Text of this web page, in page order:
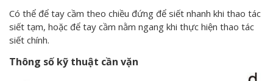
Có thể để tay cầm theo chiều đứng để siết nhanh khi thao tác
siết tạm, hoặc để tay cầm nằm ngang khi thực hiện thao tác
siết chính.
Thông số kỹ thuật cần vặn